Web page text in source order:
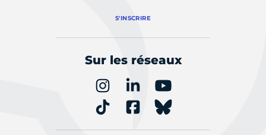
S'INSCRIRE
Sur les réseaux